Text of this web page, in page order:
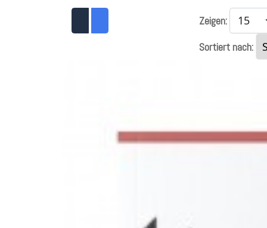
Zeigen:
Sortiert nach: